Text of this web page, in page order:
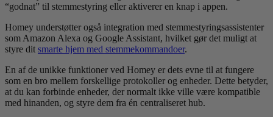
“godnat” til stemmestyring eller aktiverer en knap i appen.
Homey understøtter også integration med stemmestyringsassistenter
som Amazon Alexa og Google Assistant, hvilket gør det muligt at
styre dit smarte hjem med stemmekommandoer.
En af de unikke funktioner ved Homey er dets evne til at fungere
som en bro mellem forskellige protokoller og enheder. Dette betyder,
at du kan forbinde enheder, der normalt ikke ville være kompatible
med hinanden, og styre dem fra én centraliseret hub.